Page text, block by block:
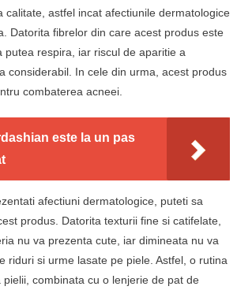
calitate, astfel incat afectiunile dermatologice
Datorita fibrelor din care acest produs este
putea respira, iar riscul de aparitie a
considerabil. In cele din urma, acest produs
combaterea acneei.
este la un pas
afectiuni dermatologice, puteti sa
produs. Datorita texturii fine si catifelate,
nu va prezenta cute, iar dimineata nu va
riduri si urme lasate pe piele. Astfel, o rutina
combinata cu o lenjerie de pat de